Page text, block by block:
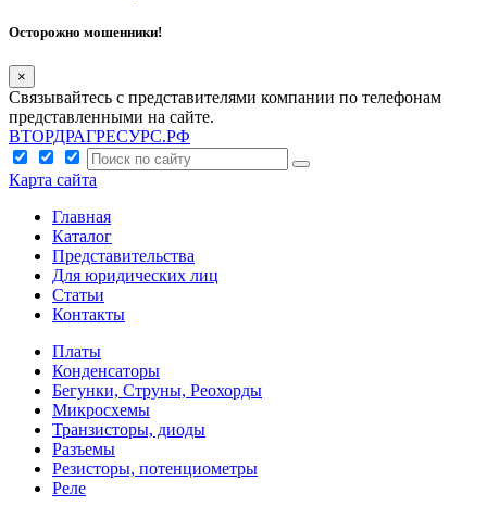
Осторожно мошенники!
×
Связывайтесь с представителями компании по телефонам
представленными на сайте.
ВТОРДРАГРЕСУРС.РФ
Карта сайта
Главная
Каталог
Представительства
Для юридических лиц
Статьи
Контакты
Платы
Конденсаторы
Бегунки, Струны, Реохорды
Микросхемы
Транзисторы, диоды
Разъемы
Резисторы, потенциометры
Реле